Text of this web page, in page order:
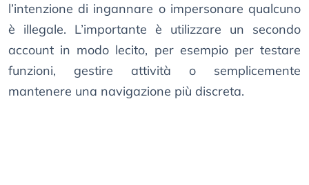
l’intenzione di ingannare o impersonare qualcuno
è illegale. L’importante è utilizzare un secondo
account in modo lecito, per esempio per testare
funzioni, gestire attività o semplicemente
mantenere una navigazione più discreta.